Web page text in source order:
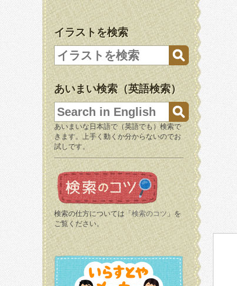
イラストを検索
あいまい検索（英語検索）
あいまいな日本語で（英語でも）検索で
きます。上手く動くか分からないのでお
試しです。
検索の仕方については「 検索のコツ 」を
ご覧ください。